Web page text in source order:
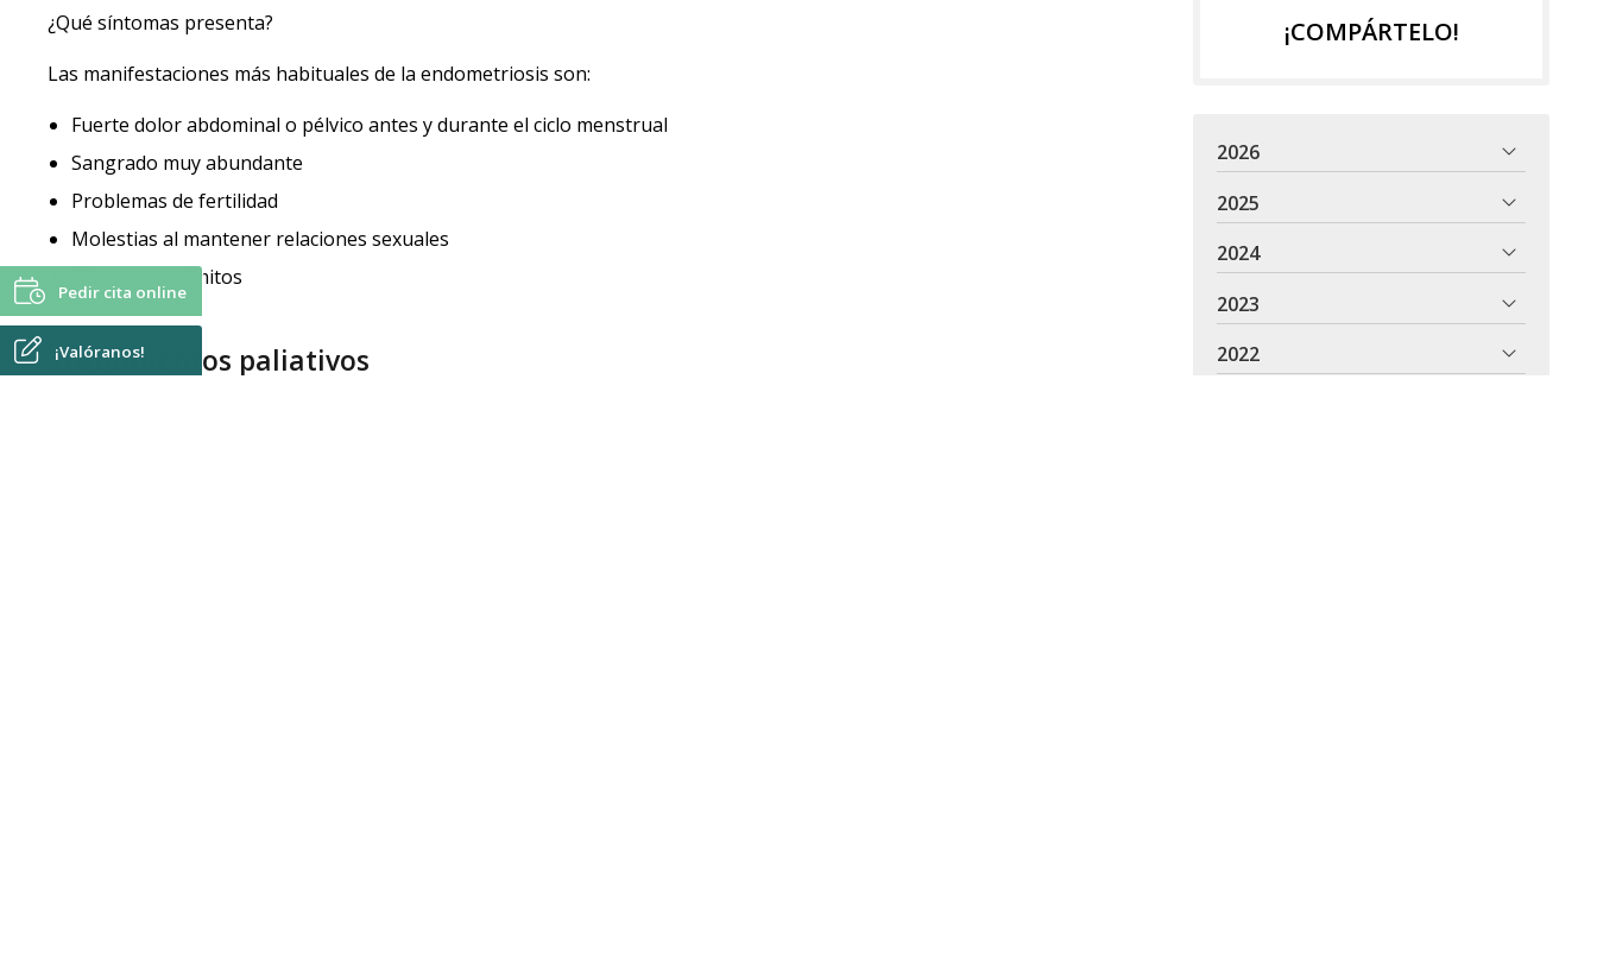
¿Qué síntomas presenta?
Las manifestaciones más habituales de la endometriosis son:
Fuerte dolor abdominal o pélvico antes y durante el ciclo menstrual
Sangrado muy abundante
Problemas de fertilidad
Molestias al mantener relaciones sexuales
Náuseas o vómitos
Tratamientos paliativos
¡COMPÁRTELO!
2026
2025
2024
2023
2022
Pedir cita online
¡Valóranos!